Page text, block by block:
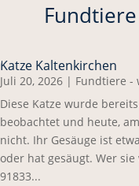
Katze Kaltenkirchen
Juli 20, 2026 | Fundtiere -
Diese Katze wurde
beobachtet und heute,
nicht. Ihr Gesäuge ist
oder hat gesäugt. Wer
91833...